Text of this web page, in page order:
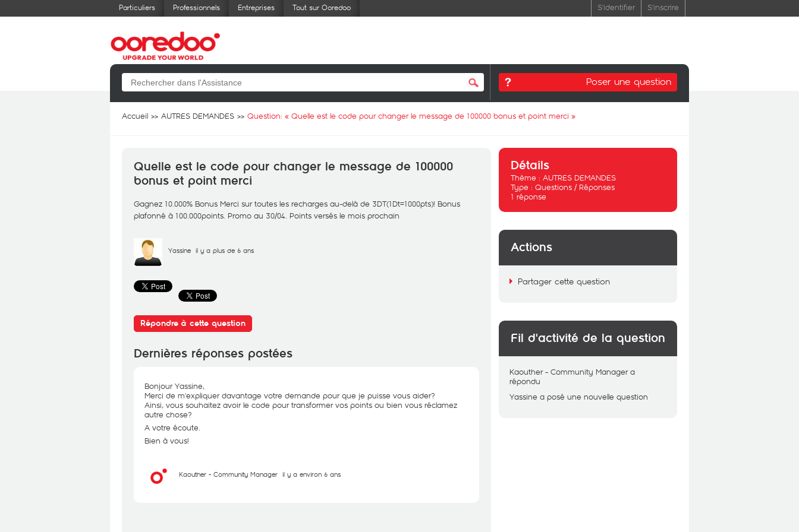
Particuliers Professionnels Entreprises Tout sur Ooredoo S'identifier S'inscrire
Poser une question
Accueil AUTRES DEMANDES Question: « Quelle est le code pour changer le message de 100000 bonus et point merci »
Quelle est le code pour changer le message de 100000
bonus et point merci
Gagnez 10.000% Bonus Merci sur toutes les recharges au-delà de 3DT(1Dt=1000pts)! Bonus
plafonné à 100.000points. Promo au 30/04. Points versés le mois prochain
Yassine il y a plus de 6 ans
Répondre à cette question
Dernières réponses postées
Bonjour Yassine,
Merci de m'expliquer davantage votre demande pour que je puisse vous aider?
Ainsi, vous souhaitez avoir le code pour transformer vos points ou bien vous réclamez
autre chose?
A votre écoute.
Bien à vous!
Kaouther - Community Manager il y a environ 6 ans
Détails
Thème : AUTRES DEMANDES
Type : Questions / Réponses
1 réponse
Actions
Partager cette question
Fil d'activité de la question
Kaouther - Community Manager a
répondu
Yassine a posé une nouvelle question